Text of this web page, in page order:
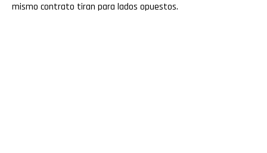
mismo contrato tiran para lados opuestos.